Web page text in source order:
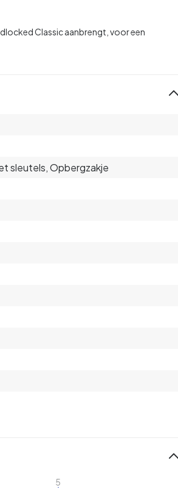
Classic aanbrengt, voor een
sleutels, Opbergzakje
5